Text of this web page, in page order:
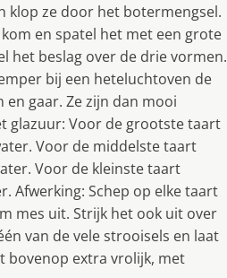
klop ze door het botermengsel.
en spatel het met een grote
het beslag over de drie vormen.
bij een heteluchtoven de
gaar. Ze zijn dan mooi
glazuur: Voor de grootste taart
Voor de middelste taart
Voor de kleinste taart
Afwerking: Schep op elke taart
mes uit. Strijk het ook uit over
van de vele strooisels en laat
bovenop extra vrolijk, met